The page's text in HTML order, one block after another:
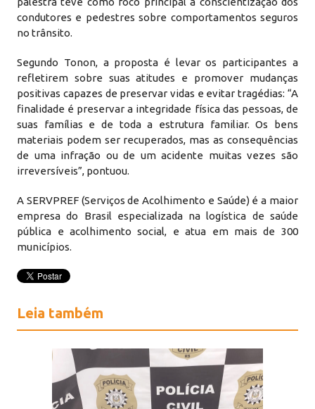
condutores e pedestres sobre comportamentos seguros
no trânsito.
Segundo Tonon, a proposta é levar os participantes a
refletirem sobre suas atitudes e promover mudanças
positivas capazes de preservar vidas e evitar tragédias: “A
finalidade é preservar a integridade física das pessoas, de
suas famílias e de toda a estrutura familiar. Os bens
materiais podem ser recuperados, mas as consequências
de uma infração ou de um acidente muitas vezes são
irreversíveis”, pontuou.
A SERVPREF (Serviços de Acolhimento e Saúde) é a maior
empresa do Brasil especializada na logística de saúde
pública e acolhimento social, e atua em mais de 300
municípios.
Leia também